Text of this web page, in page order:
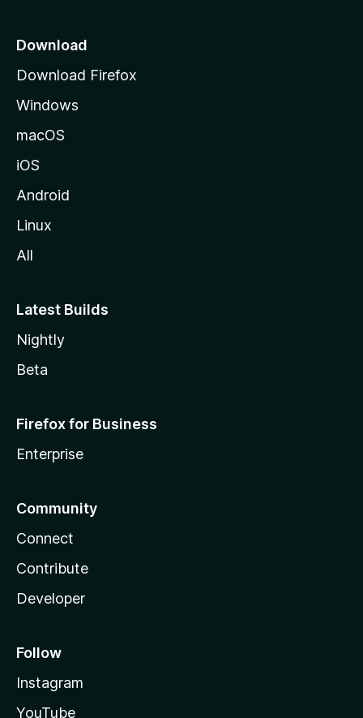
Download
Download Firefox
Windows
macOS
iOS
Android
Linux
All
Latest Builds
Nightly
Beta
Firefox for Business
Enterprise
Community
Connect
Contribute
Developer
Follow
Instagram
YouTube